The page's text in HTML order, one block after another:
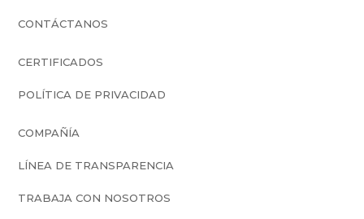
CONTÁCTANOS
CERTIFICADOS
POLÍTICA DE PRIVACIDAD
COMPAÑÍA
LÍNEA DE TRANSPARENCIA
TRABAJA CON NOSOTROS